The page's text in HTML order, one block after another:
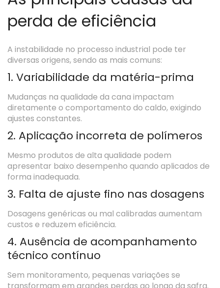
perda de eficiência
A instabilidade no processo industrial pode ter
diversas origens, sendo as mais comuns:
1. Variabilidade da matéria-prima
Mudanças na qualidade da cana impactam
diretamente o comportamento do caldo, exigindo
ajustes constantes.
2. Aplicação incorreta de polímeros
Mesmo produtos de alta qualidade podem
apresentar baixo desempenho quando aplicados de
forma inadequada.
3. Falta de ajuste fino nas dosagens
Dosagens genéricas ou mal calibradas aumentam
custos e reduzem eficiência.
4. Ausência de acompanhamento
técnico contínuo
Sem monitoramento, pequenas variações se